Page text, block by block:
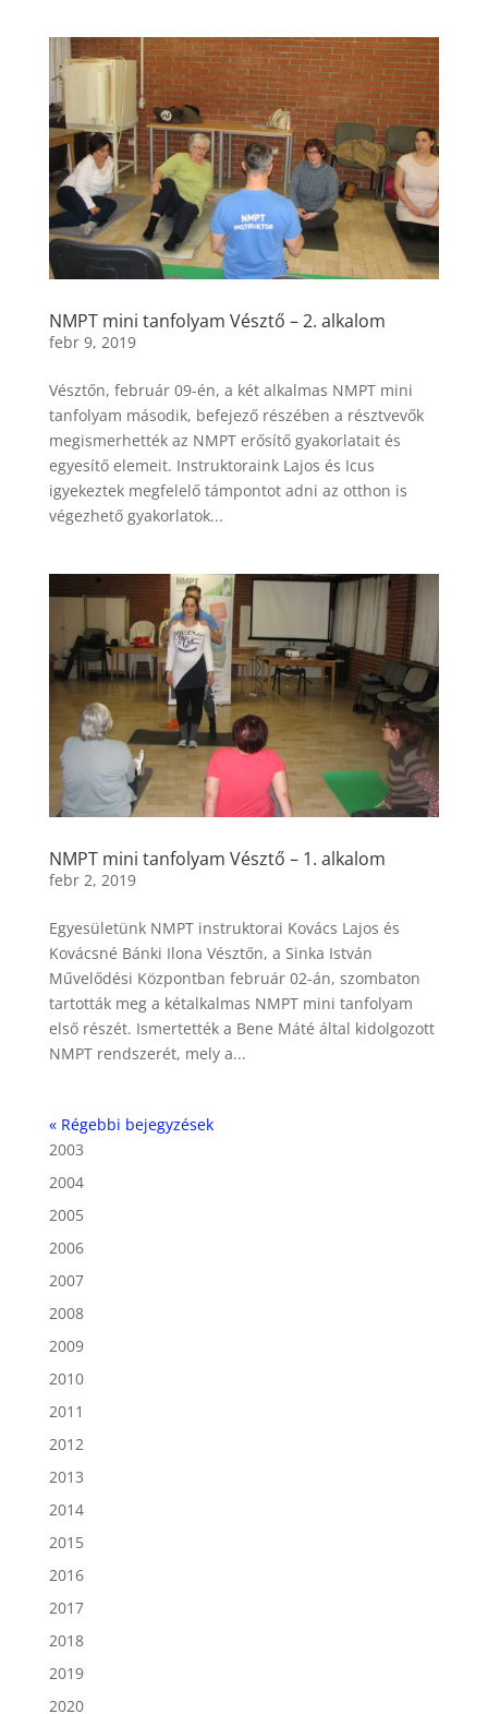
NMPT mini tanfolyam Vésztő – 2. alkalom
febr 9, 2019
Vésztőn, február 09-én, a két alkalmas NMPT mini
tanfolyam második, befejező részében a résztvevők
megismerhették az NMPT erősítő gyakorlatait és
egyesítő elemeit. Instruktoraink Lajos és Icus
igyekeztek megfelelő támpontot adni az otthon is
végezhető gyakorlatok...
NMPT mini tanfolyam Vésztő – 1. alkalom
febr 2, 2019
Egyesületünk NMPT instruktorai Kovács Lajos és
Kovácsné Bánki Ilona Vésztőn, a Sinka István
Művelődési Központban február 02-án, szombaton
tartották meg a kétalkalmas NMPT mini tanfolyam
első részét. Ismertették a Bene Máté által kidolgozott
NMPT rendszerét, mely a...
« Régebbi bejegyzések
2003
2004
2005
2006
2007
2008
2009
2010
2011
2012
2013
2014
2015
2016
2017
2018
2019
2020